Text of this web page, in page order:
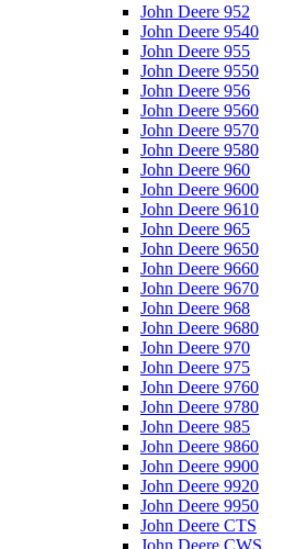
John Deere 952
John Deere 9540
John Deere 955
John Deere 9550
John Deere 956
John Deere 9560
John Deere 9570
John Deere 9580
John Deere 960
John Deere 9600
John Deere 9610
John Deere 965
John Deere 9650
John Deere 9660
John Deere 9670
John Deere 968
John Deere 9680
John Deere 970
John Deere 975
John Deere 9760
John Deere 9780
John Deere 985
John Deere 9860
John Deere 9900
John Deere 9920
John Deere 9950
John Deere CTS
John Deere CWS